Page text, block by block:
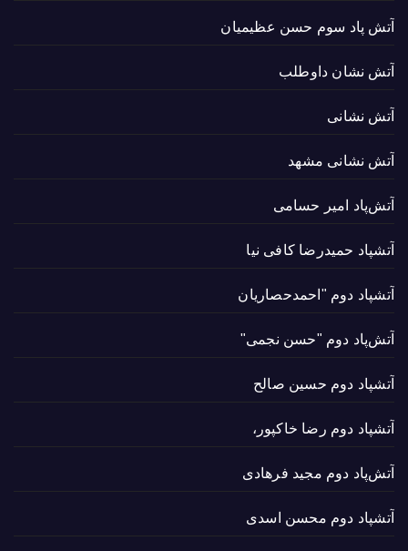
آتش پاد سوم حسن عظیمیان
آتش نشان داوطلب
آتش نشانی
آتش نشانی مشهد
آتش‌پاد امیر حسامی
آتشپاد حميدرضا کافی نیا
آتشپاد دوم "احمدحصاریان
آتش‌پاد دوم "حسن نجمی"
آتشپاد دوم حسین صالح
آتشپاد دوم رضا خاکپور،
آتش‌پاد دوم مجید فرهادی
آتشپاد دوم محسن اسدی